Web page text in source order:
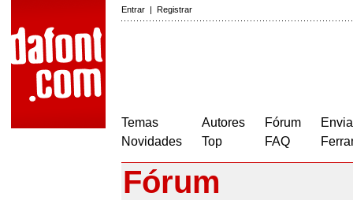
Entrar | Registrar
Temas
Novidades
Autores
Top
Fórum
FAQ
Fórum